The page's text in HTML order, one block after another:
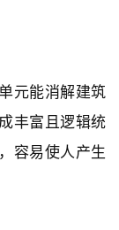
元能消解建筑
丰富且逻辑统
容易使人产生